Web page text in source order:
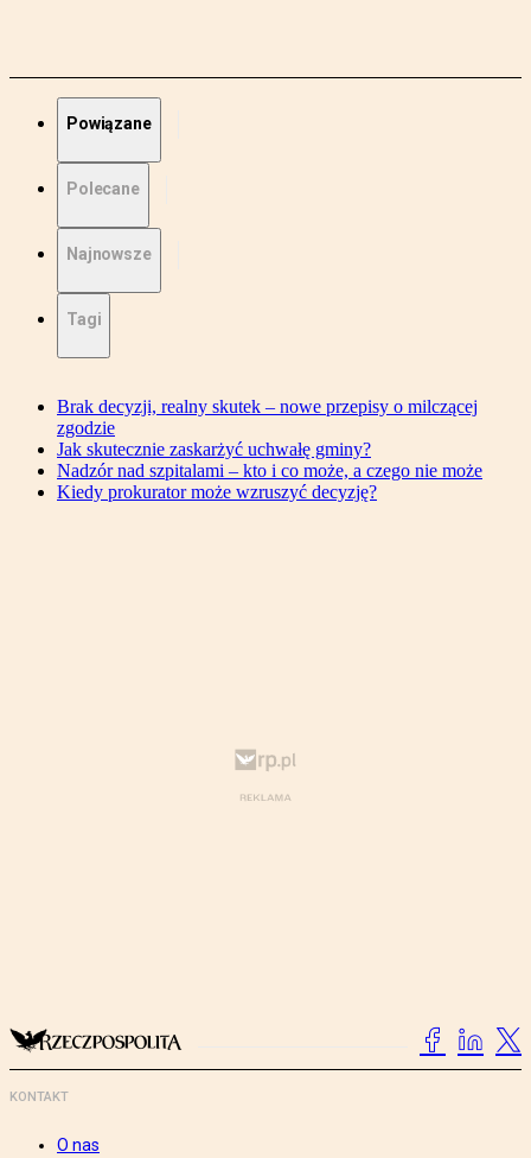
Powiązane
Polecane
Najnowsze
Tagi
Brak decyzji, realny skutek – nowe przepisy o milczącej
zgodzie
Jak skutecznie zaskarżyć uchwałę gminy?
Nadzór nad szpitalami – kto i co może, a czego nie może
Kiedy prokurator może wzruszyć decyzję?
KONTAKT
O nas